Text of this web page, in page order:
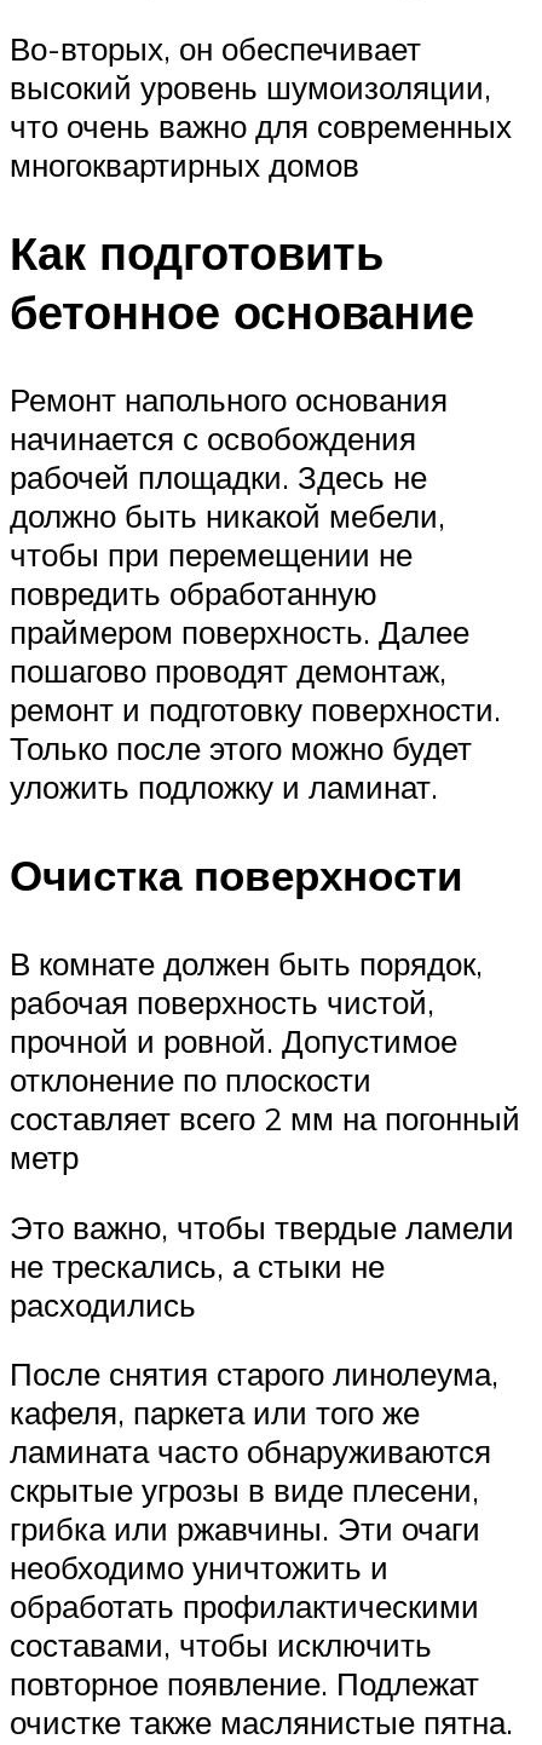
Во-вторых, он обеспечивает
высокий уровень шумоизоляции,
что очень важно для современных
многоквартирных домов
Как подготовить
бетонное основание
Ремонт напольного основания
начинается с освобождения
рабочей площадки. Здесь не
должно быть никакой мебели,
чтобы при перемещении не
повредить обработанную
праймером поверхность. Далее
пошагово проводят демонтаж,
ремонт и подготовку поверхности.
Только после этого можно будет
уложить подложку и ламинат.
Очистка поверхности
В комнате должен быть порядок,
рабочая поверхность чистой,
прочной и ровной. Допустимое
отклонение по плоскости
составляет всего 2 мм на погонный
метр
Это важно, чтобы твердые ламели
не трескались, а стыки не
расходились
После снятия старого линолеума,
кафеля, паркета или того же
ламината часто обнаруживаются
скрытые угрозы в виде плесени,
грибка или ржавчины. Эти очаги
необходимо уничтожить и
обработать профилактическими
составами, чтобы исключить
повторное появление. Подлежат
очистке также маслянистые пятна.